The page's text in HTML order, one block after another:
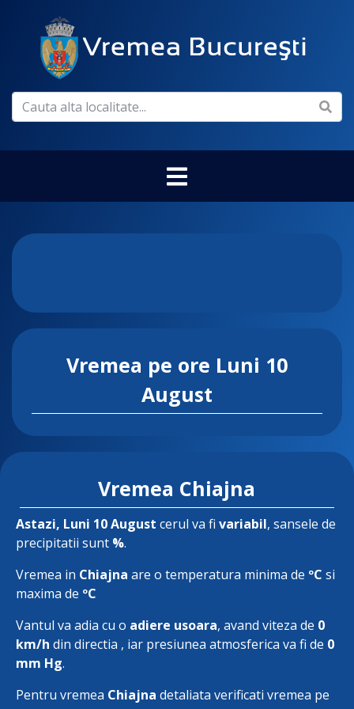
Vremea pe ore Luni 10
August
Vremea Chiajna
Astazi, Luni 10 August cerul va fi variabil, sansele de
precipitatii sunt %.
Vremea in Chiajna are o temperatura minima de ºC si
maxima de ºC
Vantul va adia cu o adiere usoara, avand viteza de 0
km/h din directia , iar presiunea atmosferica va fi de 0
mm Hg.
Pentru vremea Chiajna detaliata verificati vremea pe